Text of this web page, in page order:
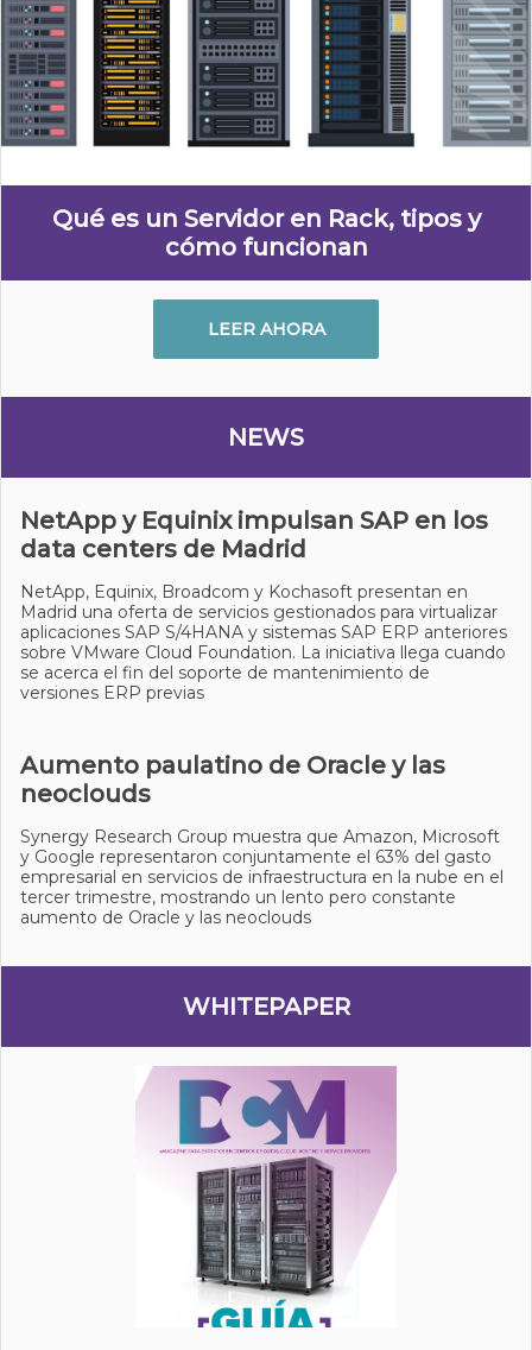
Qué es un Servidor en Rack, tipos y
cómo funcionan
LEER AHORA
NEWS
NetApp y Equinix impulsan SAP en los
data centers de Madrid
NetApp, Equinix, Broadcom y Kochasoft presentan en
Madrid una oferta de servicios gestionados para virtualizar
aplicaciones SAP S/4HANA y sistemas SAP ERP anteriores
sobre VMware Cloud Foundation. La iniciativa llega cuando
se acerca el fin del soporte de mantenimiento de
versiones ERP previas
Aumento paulatino de Oracle y las
neoclouds
Synergy Research Group muestra que Amazon, Microsoft
y Google representaron conjuntamente el 63% del gasto
empresarial en servicios de infraestructura en la nube en el
tercer trimestre, mostrando un lento pero constante
aumento de Oracle y las neoclouds
WHITEPAPER